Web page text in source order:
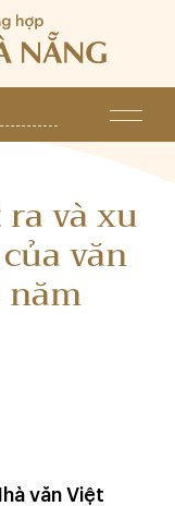
và xu
văn
năm
văn Việt